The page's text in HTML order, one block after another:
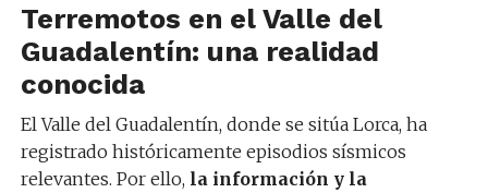
Terremotos en el Valle del
Guadalentín: una realidad
conocida
El Valle del Guadalentín, donde se sitúa Lorca, ha
registrado históricamente episodios sísmicos
relevantes. Por ello, la información y la